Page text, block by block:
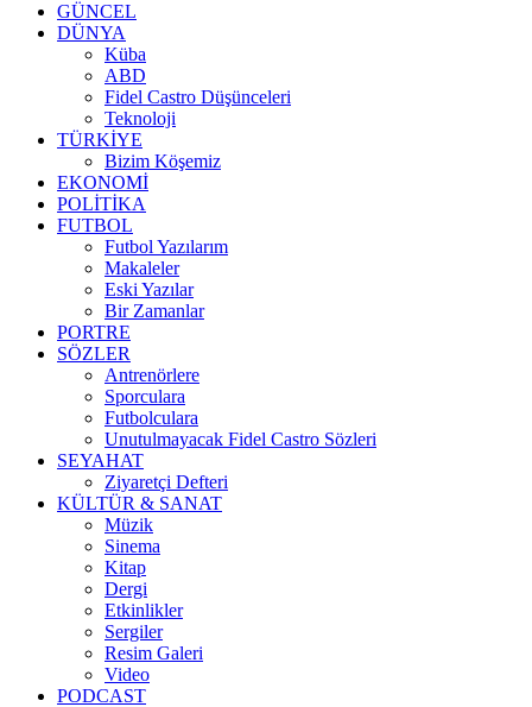
GÜNCEL
DÜNYA
Küba
ABD
Fidel Castro Düşünceleri
Teknoloji
TÜRKİYE
Bizim Köşemiz
EKONOMİ
POLİTİKA
FUTBOL
Futbol Yazılarım
Makaleler
Eski Yazılar
Bir Zamanlar
PORTRE
SÖZLER
Antrenörlere
Sporculara
Futbolculara
Unutulmayacak Fidel Castro Sözleri
SEYAHAT
Ziyaretçi Defteri
KÜLTÜR & SANAT
Müzik
Sinema
Kitap
Dergi
Etkinlikler
Sergiler
Resim Galeri
Video
PODCAST